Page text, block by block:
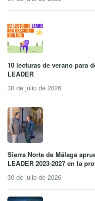
10 lecturas de verano para
LEADER
30 de julio de 2026
Sierra Norte de Málaga
LEADER 2023-2027 en la
30 de julio de 2026